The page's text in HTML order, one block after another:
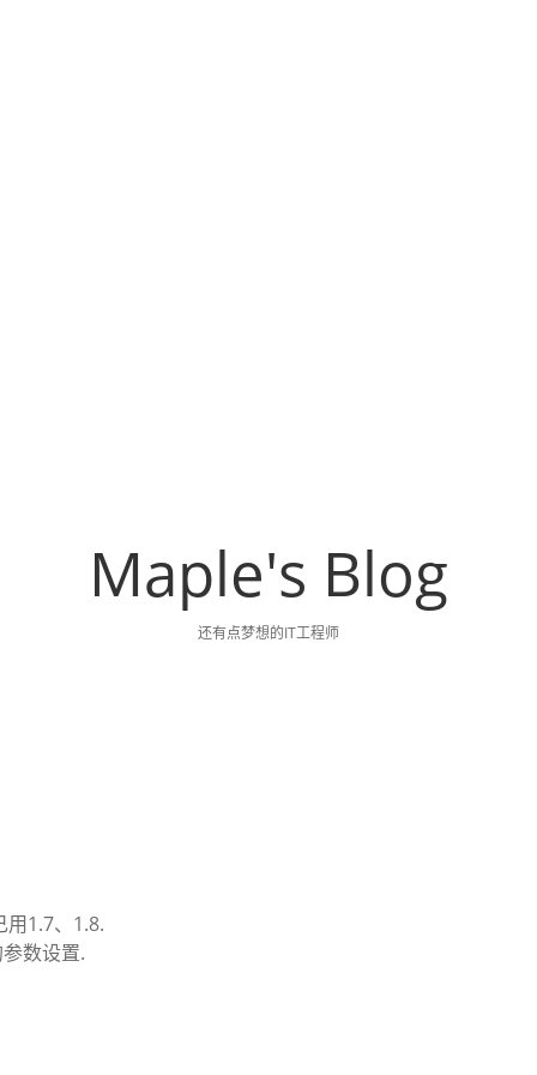
Maple's Blog
还有点梦想的IT工程师
用1.7、1.8.
数设置.